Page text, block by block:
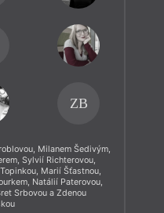
ZB
Milanem Šedivým,
Sylvií Richterovou,
Marií Šťastnou,
Natálií Paterovou,
Srbovou a Zdenou